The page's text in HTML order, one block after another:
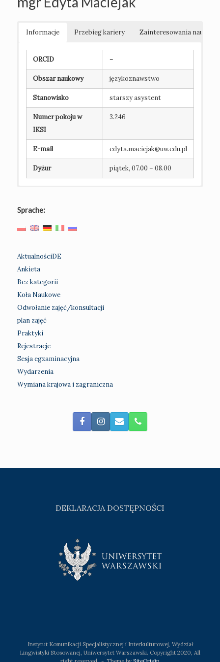
Informacje Przebieg kariery Zainteresowania naukowe
ORCID –
Obszar naukowy językoznawstwo
Stanowisko starszy asystent
Numer pokoju w
IKSI
3.246
E-mail edyta.maciejak@uw.edu.pl
Dyżur piątek, 07.00 – 08.00
Rozdziały
Artykuły
Sprache:
AktualnościDE
Ankieta
Bez kategorii
Koła Naukowe
Odwołanie zajęć/konsultacji
plan zajęć
Praktyki
Rejestracje
Sesja egzaminacyjna
Wydarzenia
Wymiana krajowa i zagraniczna
DEKLARACJA DOSTĘPNOŚCI
Instytut Komunikacji Specjalistycznej i Interkulturowej, Wydział
Lingwistyki Stosowanej, Uniwersytet Warszawski. Copyright 2020, All